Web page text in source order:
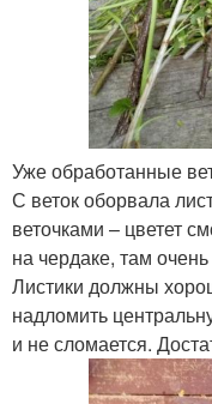
Уже обработанные
С веток оборвала
веточками – цветет
на чердаке, там
Листики должны
надломить
и не сломается.